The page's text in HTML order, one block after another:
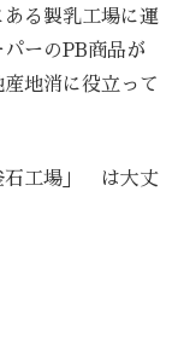
る製乳工場に運
ーのPB商品が
地消に役立って
石工場」 は大丈